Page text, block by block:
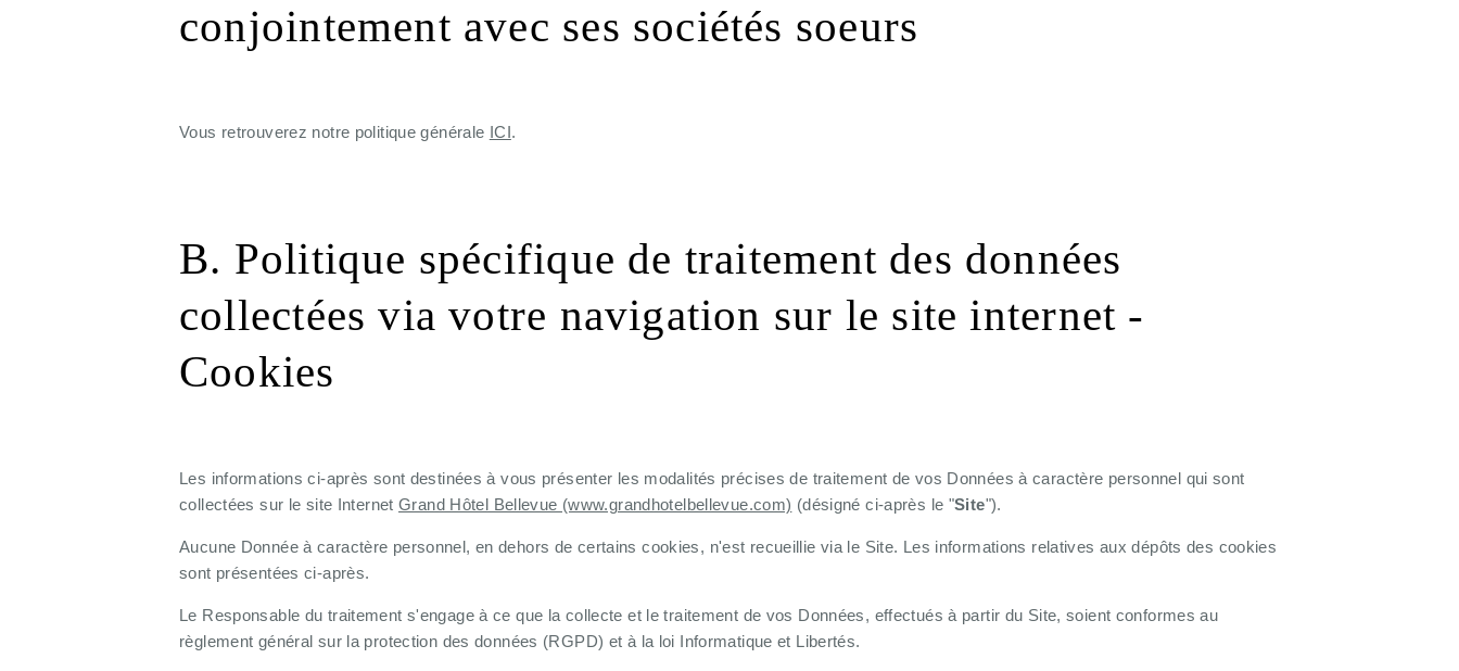
conjointement avec ses sociétés soeurs
Vous retrouverez notre politique générale ICI.
B. Politique spécifique de traitement des données
collectées via votre navigation sur le site internet -
Cookies
Les informations ci-après sont destinées à vous présenter les modalités précises de traitement de vos Données à caractère personnel qui sont
collectées sur le site Internet Grand Hôtel Bellevue (www.grandhotelbellevue.com) (désigné ci-après le "Site").
Aucune Donnée à caractère personnel, en dehors de certains cookies, n'est recueillie via le Site. Les informations relatives aux dépôts des cookies
sont présentées ci-après.
Le Responsable du traitement s'engage à ce que la collecte et le traitement de vos Données, effectués à partir du Site, soient conformes au
règlement général sur la protection des données (RGPD) et à la loi Informatique et Libertés.
BARS
OFFRES & ACTUS